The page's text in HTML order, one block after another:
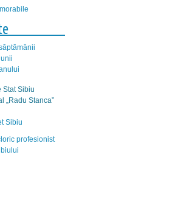
Stat Sibiu
„Radu Stanca”
Sibiu
profesionist